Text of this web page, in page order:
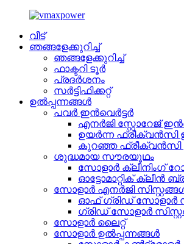
വീട്
ഞങ്ങളേക്കുറിച്ച്
ഞങ്ങളേക്കുറിച്ച്
ഫാക്ടറി ടൂർ
പ്രദർശനം
സർട്ടിഫിക്കറ്റ്
ഉൽപ്പന്നങ്ങൾ
പവർ ഇൻവെർട്ടർ
എനർജി സ്റ്റോറേജ്
ഉയർന്ന ഫ്രീക്വൻസി
കുറഞ്ഞ ഫ്രീക്വൻസി
ശുദ്ധമായ സൗരയൂഥം
സോളാർ ക്ലീനിംഗ്
ഓട്ടോമാറ്റിക് ക്ലീൻ
സോളാർ എനർജി
ഓഫ് ഗ്രിഡ് സോളാർ
ഗ്രിഡ് സോളാർ
സോളാർ ലൈറ്റ്
സോളാർ ഉൽപ്പന്നങ്ങൾ